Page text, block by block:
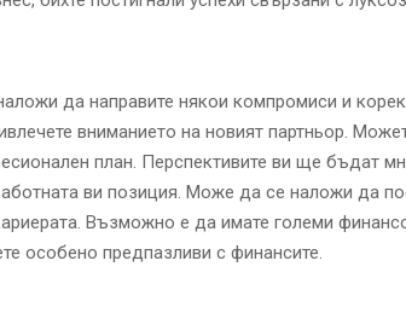
да направите някои компромиси и
вниманието на новият партньор.
план. Перспективите ви ще бъдат
ви позиция. Може да се наложи да
Възможно е да имате големи
особено предпазливи с финансите.